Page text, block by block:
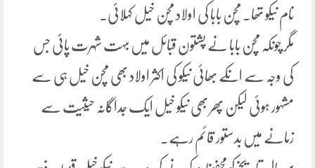
نام نیکو تھا. مچن بابا کی اولاد مچن خیل کہلائی.
مگر چونکہ مچن بابا نے پشتون قبائل میں بہت شہرت پائی جس
کی وجہ سے انکے بھائی نیکو کی اکثر اولاد بھی مچن خیل ہی سے
مشہور ہوئی لیکن پھر بھی نیکو خیل ایک جداگانہ حیثیت سے
زمانے میں بدستور قائم رہے.